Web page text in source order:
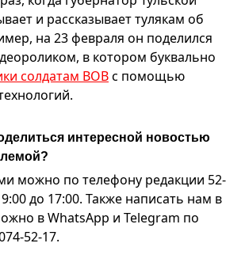
и рассказывает тулякам об
на 23 февраля он поделился
в котором буквально
солдатам ВОВс помощью
интересной новостью
можно по телефону редакции 52-
до 17:00. Также написать нам в
в WhatsApp и Telegram по
52-17.